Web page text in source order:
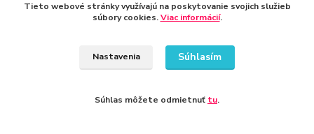
Vytvorené na
Tieto webové stránky využívajú na poskytovanie svojich služieb
súbory cookies.Viac informácií.
Nastavenia Súhlasím
Súhlas môžete odmietnuť tu.